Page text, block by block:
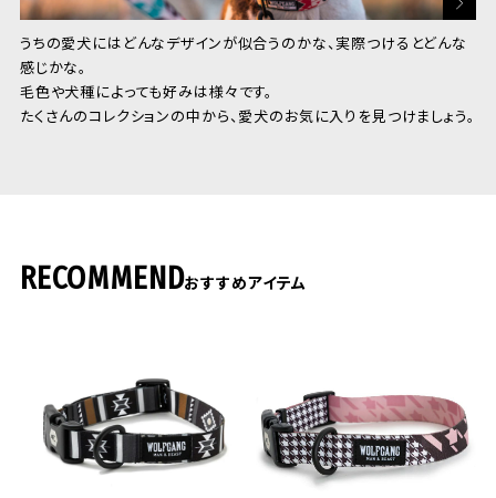
うちの愛犬にはどんなデザインが似合うのかな、実際つけるとどんな
感じかな。
毛色や犬種によっても好みは様々です。
たくさんのコレクションの中から、愛犬のお気に入りを見つけましょう。
RECOMMENDおすすめアイテム